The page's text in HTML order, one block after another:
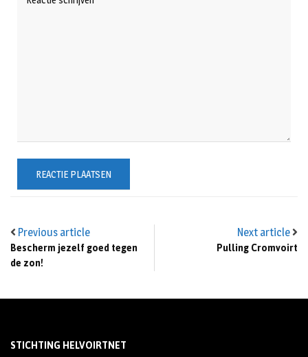
Previous article
Bescherm jezelf goed tegen
de zon!
Next article
Pulling Cromvoirt
STICHTING HELVOIRTNET